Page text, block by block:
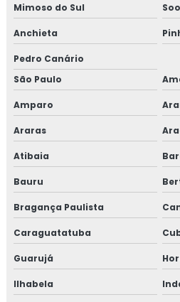
Mimoso do Sul
Anchieta
Pedro Canário
São Paulo
Amparo
Araras
Atibaia
Bauru
Bragança Paulista
Caraguatatuba
Guarujá
Ilhabela